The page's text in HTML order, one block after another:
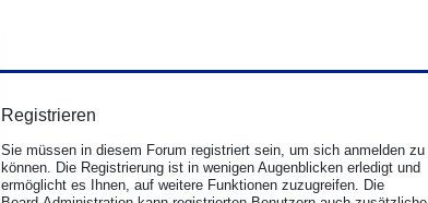
Registrieren
Sie müssen in diesem Forum registriert sein, um sich anmelden zu
können. Die Registrierung ist in wenigen Augenblicken erledigt und
ermöglicht es Ihnen, auf weitere Funktionen zuzugreifen. Die